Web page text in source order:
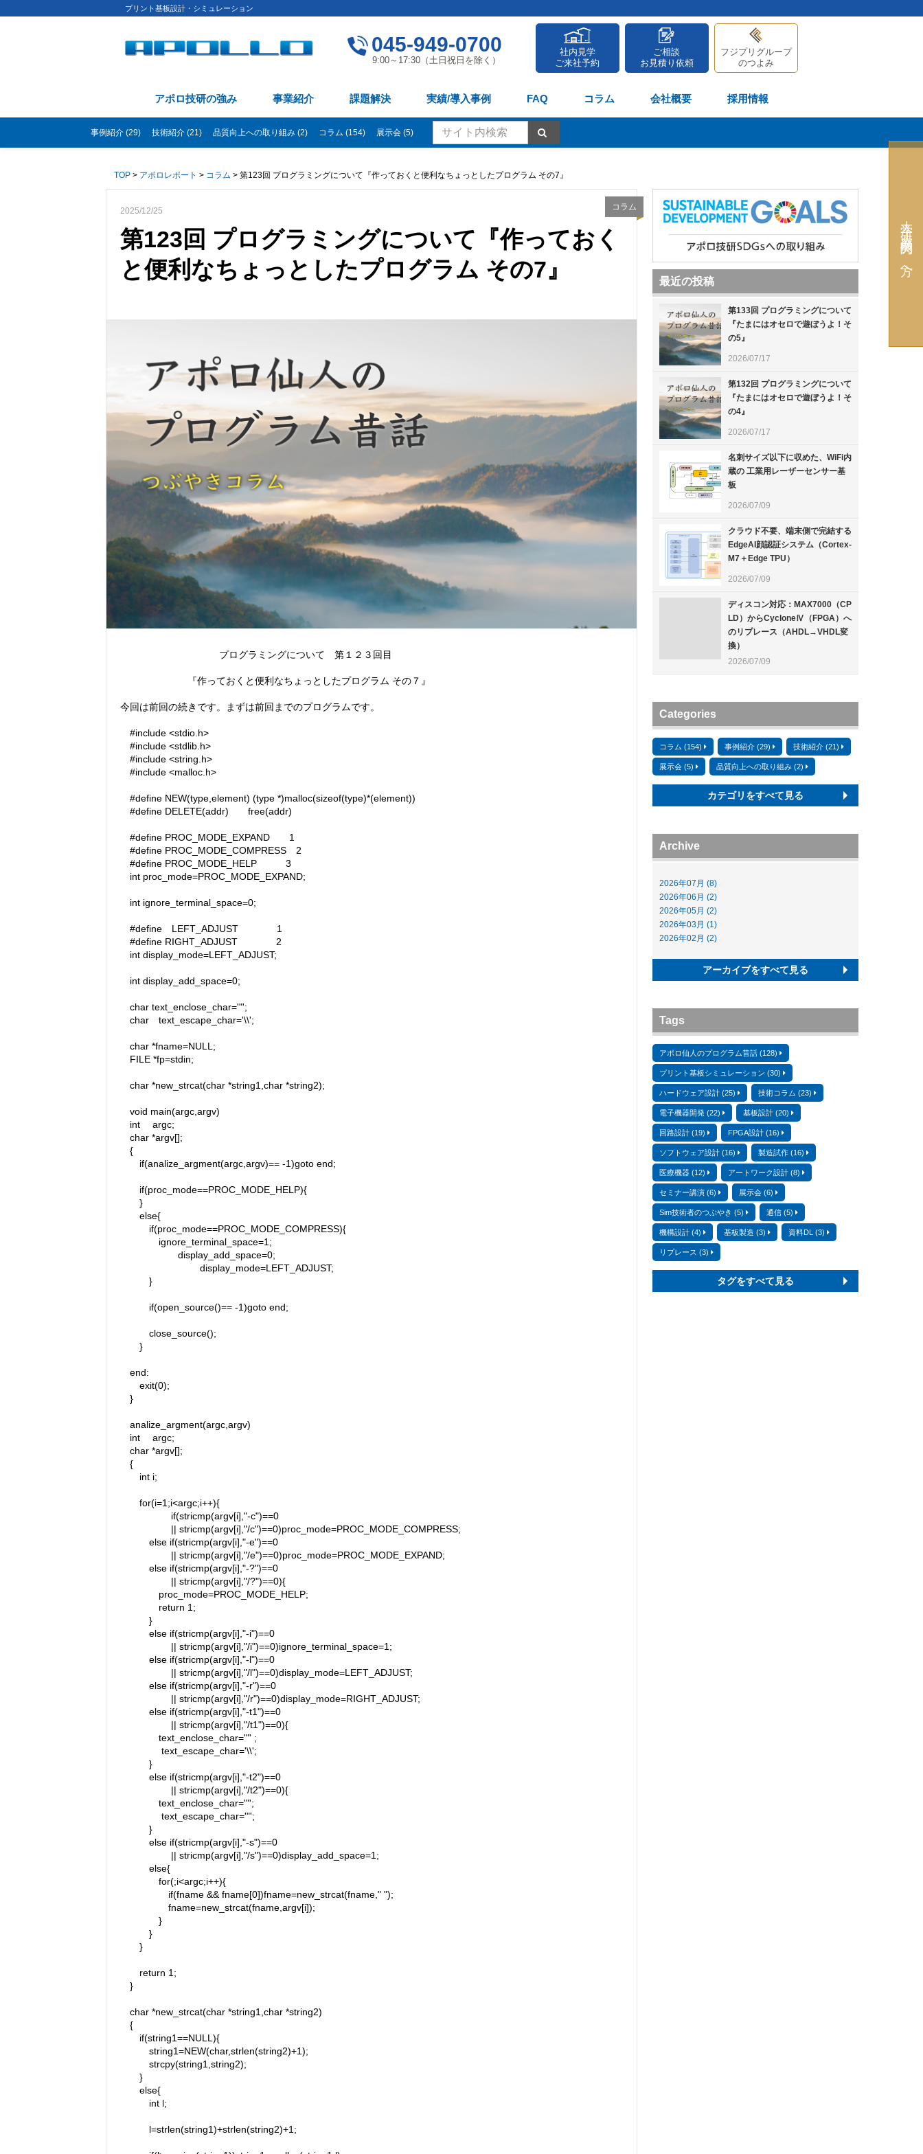
プリント基板設計・シミュレーション
045-949-0700
9:00～17:30（土日祝日を除く）
社内見学
ご来社予約
ご相談
お見積り依頼
フジプリグループ
のつよみ
アポロ技研の強み 事業紹介 課題解決 実績/導入事例 FAQ コラム 会社概要 採用情報
事例紹介 (29) 技術紹介 (21) 品質向上への取り組み (2) コラム (154) 展示会 (5)
大学・研究機関の方へ
TOP> アポロレポート > コラム > 第123回 プログラミングについて『作っておくと便利なちょっとしたプログラム その7』
コラム
2025/12/25
第123回 プログラミングについて『作っておく
と便利なちょっとしたプログラム その7』
プログラミングについて 第１２３回目
『作っておくと便利なちょっとしたプログラム その７』
今回は前回の続きです。まずは前回までのプログラムです。
#include <stdio.h>
#include <stdlib.h>
#include <string.h>
#include <malloc.h>
#define NEW(type,element) (type *)malloc(sizeof(type)*(element))
#define DELETE(addr) free(addr)
#define PROC_MODE_EXPAND 1
#define PROC_MODE_COMPRESS 2
#define PROC_MODE_HELP 3
int proc_mode=PROC_MODE_EXPAND;
int ignore_terminal_space=0;
#define LEFT_ADJUST 1
#define RIGHT_ADJUST 2
int display_mode=LEFT_ADJUST;
int display_add_space=0;
char text_enclose_char='"';
char text_escape_char='\\';
char *fname=NULL;
FILE *fp=stdin;
char *new_strcat(char *string1,char *string2);
void main(argc,argv)
int argc;
char *argv[];
{
if(analize_argment(argc,argv)== -1)goto end;
if(proc_mode==PROC_MODE_HELP){
}
else{
if(proc_mode==PROC_MODE_COMPRESS){
ignore_terminal_space=1;
display_add_space=0;
display_mode=LEFT_ADJUST;
}
if(open_source()== -1)goto end;
close_source();
}
end:
exit(0);
}
analize_argment(argc,argv)
int argc;
char *argv[];
{
int i;
for(i=1;i<argc;i++){
if(stricmp(argv[i],"-c")==0
|| stricmp(argv[i],"/c")==0)proc_mode=PROC_MODE_COMPRESS;
else if(stricmp(argv[i],"-e")==0
|| stricmp(argv[i],"/e")==0)proc_mode=PROC_MODE_EXPAND;
else if(stricmp(argv[i],"-?")==0
|| stricmp(argv[i],"/?")==0){
proc_mode=PROC_MODE_HELP;
return 1;
}
else if(stricmp(argv[i],"-i")==0
|| stricmp(argv[i],"/i")==0)ignore_terminal_space=1;
else if(stricmp(argv[i],"-l")==0
|| stricmp(argv[i],"/l")==0)display_mode=LEFT_ADJUST;
else if(stricmp(argv[i],"-r")==0
|| stricmp(argv[i],"/r")==0)display_mode=RIGHT_ADJUST;
else if(stricmp(argv[i],"-t1")==0
|| stricmp(argv[i],"/t1")==0){
text_enclose_char='"' ;
text_escape_char='\\';
}
else if(stricmp(argv[i],"-t2")==0
|| stricmp(argv[i],"/t2")==0){
text_enclose_char='"';
text_escape_char='"';
}
else if(stricmp(argv[i],"-s")==0
|| stricmp(argv[i],"/s")==0)display_add_space=1;
else{
for(;i<argc;i++){
if(fname && fname[0])fname=new_strcat(fname," ");
fname=new_strcat(fname,argv[i]);
}
}
}
return 1;
}
char *new_strcat(char *string1,char *string2)
{
if(string1==NULL){
string1=NEW(char,strlen(string2)+1);
strcpy(string1,string2);
}
else{
int l;
l=strlen(string1)+strlen(string2)+1;
最近の投稿
第133回 プログラミングについて
『たまにはオセロで遊ぼうよ！そ
の5』
2026/07/17
第132回 プログラミングについて
『たまにはオセロで遊ぼうよ！そ
の4』
2026/07/17
名刺サイズ以下に収めた、WiFi内
蔵の 工業用レーザーセンサー基
板
2026/07/09
クラウド不要、端末側で完結する
EdgeAI顔認証システム（Cortex-
M7＋Edge TPU）
2026/07/09
ディスコン対応：MAX7000（CP
LD）からCycloneⅣ（FPGA）へ
のリプレース（AHDL→VHDL変
換）
2026/07/09
Categories
コラム (154) 事例紹介 (29) 技術紹介 (21)
展示会 (5) 品質向上への取り組み (2)
カテゴリをすべて見る
Archive
2026年07月 (8)
2026年06月 (2)
2026年05月 (2)
2026年03月 (1)
2026年02月 (2)
アーカイブをすべて見る
Tags
アポロ仙人のプログラム昔話 (128)
プリント基板シミュレーション (30)
ハードウェア設計 (25) 技術コラム (23)
電子機器開発 (22) 基板設計 (20)
回路設計 (19) FPGA設計 (16)
ソフトウェア設計 (16) 製造試作 (16)
医療機器 (12) アートワーク設計 (8)
セミナー講演 (6) 展示会 (6)
Sim技術者のつぶやき (5) 通信 (5)
機構設計 (4) 基板製造 (3) 資料DL (3)
リプレース (3)
タグをすべて見る